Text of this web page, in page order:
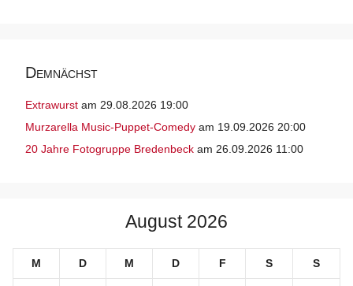
Demnächst
Extrawurst am 29.08.2026 19:00
Murzarella Music-Puppet-Comedy am 19.09.2026 20:00
20 Jahre Fotogruppe Bredenbeck am 26.09.2026 11:00
August 2026
M D M D F S S